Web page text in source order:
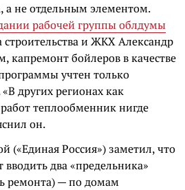
а не отдельным элементом.
рабочей группы облдумы
и ЖКХ Александр
капремонт бойлеров в качестве
учтен только
других регионах как
теплообменник нигде
он.
(«Единая Россия») заметил, что
два «предельника»
ремонта) — по домам